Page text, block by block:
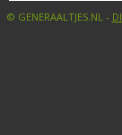
© GENERAALTJES.NL -